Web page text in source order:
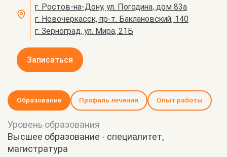
г. Ростов-на-Дону, ул. Погодина, дом 83а
г. Новочеркасск, пр-т. Баклановский, 140
г. Зерноград, ул. Мира, 21Б
Записаться
Образование Профиль лечения Опыт работы
Уровень образования
Высшее образование - специалитет,
магистратура